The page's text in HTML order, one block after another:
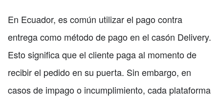
En Ecuador, es común utilizar el pago contra
entrega como método de pago en el casón Delivery.
Esto significa que el cliente paga al momento de
recibir el pedido en su puerta. Sin embargo, en
casos de impago o incumplimiento, cada plataforma